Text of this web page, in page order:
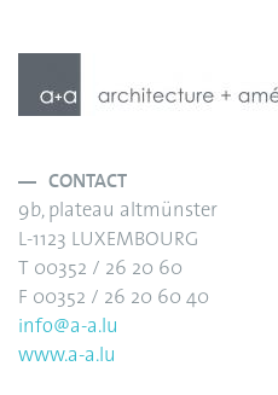
CONTACT
9b, plateau altmünster
L-1123 LUXEMBOURG
T 00352 / 26 20 60
F 00352 / 26 20 60 40
info@a-a.lu
www.a-a.lu